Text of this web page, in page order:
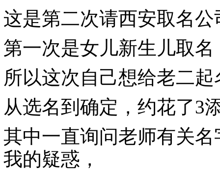
这是第二次请西安取名
第一次是女儿新生儿取
所以这次自己想给老二
从选名到确定，约花了3
其中一直询问老师有关
我的疑惑，